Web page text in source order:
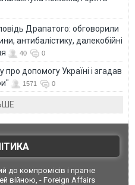
Драпатого: обговорили
антибалістику, далекобійні
40 0
допомогу Україні і згадав
1571 0
до компромісів і прагне
війною, - Foreign Affairs